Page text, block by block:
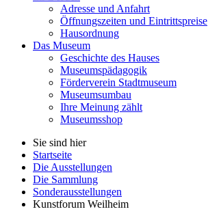
Adresse und Anfahrt
Öffnungszeiten und Eintrittspreise
Hausordnung
Das Museum
Geschichte des Hauses
Museumspädagogik
Förderverein Stadtmuseum
Museumsumbau
Ihre Meinung zählt
Museumsshop
Sie sind hier
Startseite
Die Ausstellungen
Die Sammlung
Sonderausstellungen
Kunstforum Weilheim